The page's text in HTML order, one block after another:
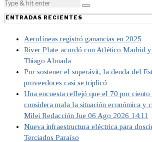
ENTRADAS RECIENTES
Aerolíneas registró ganancias en 2025
River Plate acordó con Atlético Madrid
Thiago Almada
Por sostener el superávit, la deuda del
proveedores casi se triplicó
Una encuesta reflejó que el 70 por ciento
considera mala la situación económica y
Milei Redacción Jue 06 Ago 2026 14:11
Nueva infraestructura eléctrica para
Terciados Paraíso